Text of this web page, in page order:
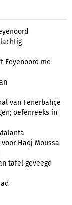
Feyenoord me
van Fenerbahçe
oefenreeks in
Hadj Moussa
tafel geveegd